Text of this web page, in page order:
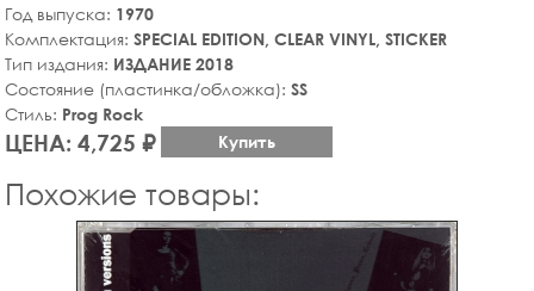
Год выпуска: 1970
Комплектация: SPECIAL EDITION, CLEAR VINYL, STICKER
Тип издания: ИЗДАНИЕ 2018
Состояние (пластинка/обложка): SS
Стиль: Prog Rock
ЦЕНА: 4,725 ₽ Купить
Похожие товары: